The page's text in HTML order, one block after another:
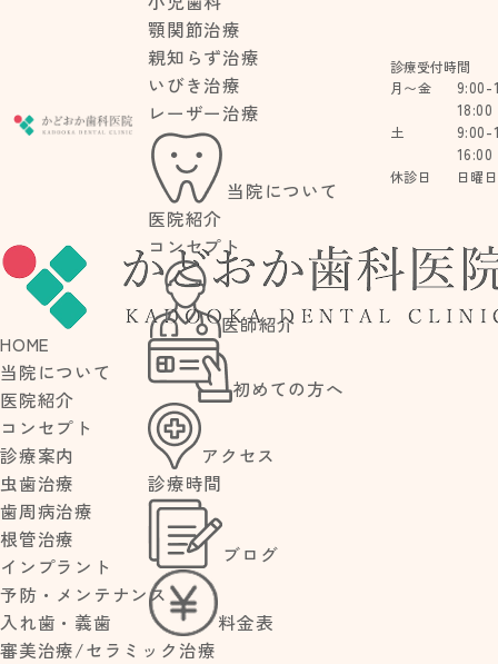
顎関節治療
親知らず治療
いびき治療
レーザー治療
当院について
医院紹介
コンセプト
医師紹介
初めての方へ
アクセス
診療時間
ブログ
料金表
診療受付時間
月〜金
9:00-
18:00
土
9:00-
16:00
休診日 日曜日
HOME
当院について
医院紹介
コンセプト
診療案内
虫歯治療
歯周病治療
根管治療
インプラント
予防・メンテナンス
入れ歯・義歯
審美治療/セラミック治療
ブログ
HOME> 2015年 >12月